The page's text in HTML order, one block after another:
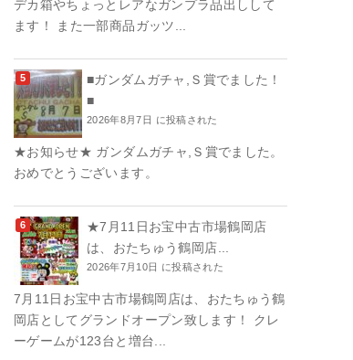
デカ箱やちょっとレアなガンプラ品出しして
ます！ また一部商品ガッツ...
■ガンダムガチャ,Ｓ賞でました！
■
2026年8月7日 に投稿された
★お知らせ★ ガンダムガチャ,Ｓ賞でました。
おめでとうございます。
★7月11日お宝中古市場鶴岡店
は、おたちゅう鶴岡店...
2026年7月10日 に投稿された
7月11日お宝中古市場鶴岡店は、おたちゅう鶴
岡店としてグランドオープン致します！ クレ
ーゲームが123台と増台...